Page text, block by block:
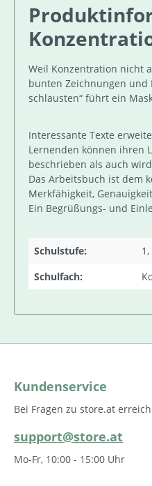
Weil Konzentration nicht
bunten Zeichnungen und
schlausten“ führt ein
Interessante Texte
Lernenden können ihren
beschrieben als auch
Das Arbeitsbuch ist dem
Merkfähigkeit,
Ein Begrüßungs- und
Schulstufe:
Schulfach:
Kundenservice
Bei Fragen zu store.at
support@store.at
Mo-Fr, 10:00 - 15:00 Uhr